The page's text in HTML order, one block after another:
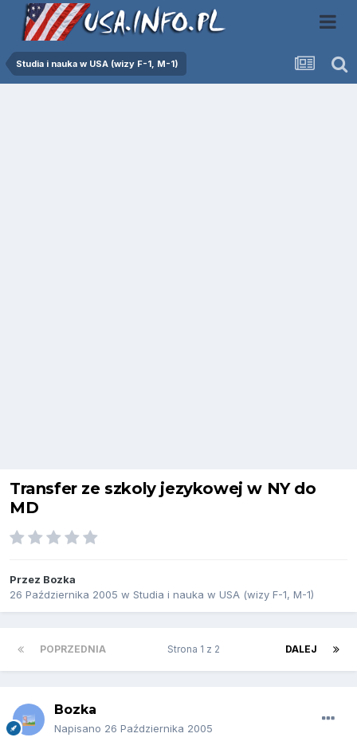
Studia i nauka w USA (wizy F-1, M-1)
Transfer ze szkoly jezykowej w NY do
MD
Przez Bozka
26 Października 2005 w Studia i nauka w USA (wizy F-1, M-1)
POPRZEDNIA DALEJ
Strona 1 z 2
Bozka
Napisano 26 Października 2005